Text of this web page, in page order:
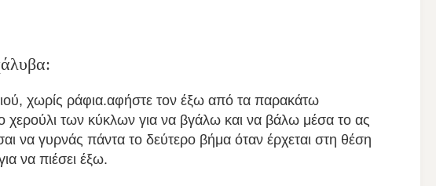
χωρίς ράφια.αφήστε τον έξω από τα παρακάτω
χερούλι των κύκλων για να βγάλω και να βάλω μέσα το ας
γυρνάς πάντα το δεύτερο βήμα όταν έρχεται στη θέση
να πιέσει έξω.